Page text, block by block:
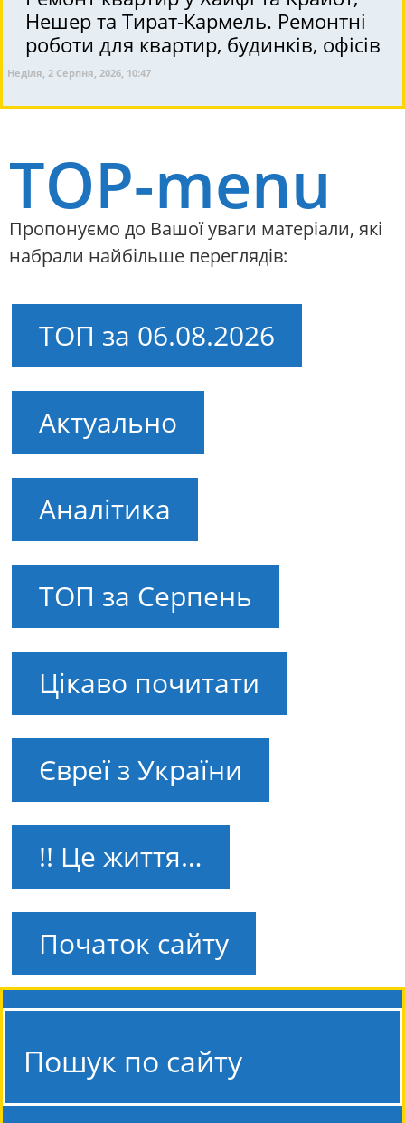
Нешер та Тират-Кармель. Ремонтні
роботи для квартир, будинків, офісів
Неділя, 2 Серпня, 2026, 10:47
TOP-menu
Пропонуємо до Вашої уваги матеріали, які
набрали найбільше переглядів:
ТОП за 06.08.2026
Актуально
Аналітика
ТОП за Серпень
Цікаво почитати
Євреї з України
!! Це життя…
Початок сайту
Пошук по сайту